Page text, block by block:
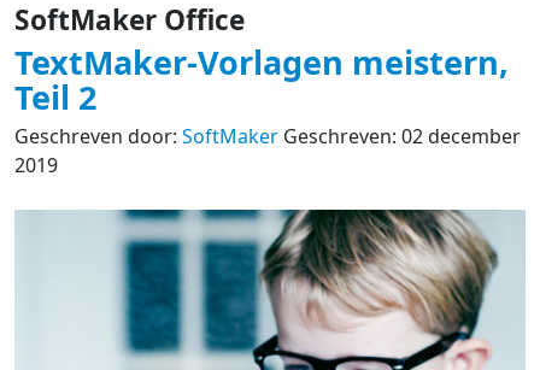
SoftMaker Office
TextMaker-Vorlagen meistern,
Teil 2
Geschreven door: SoftMaker Geschreven: 02 december
2019